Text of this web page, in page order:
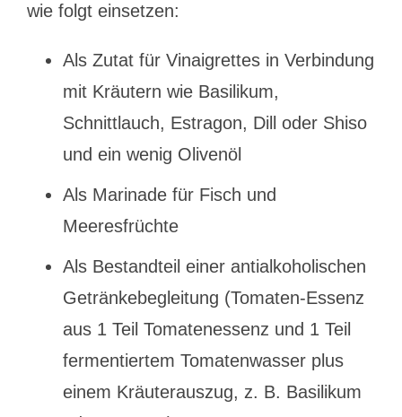
wie folgt einsetzen:
Als Zutat für Vinaigrettes in Verbindung
mit Kräutern wie Basilikum,
Schnittlauch, Estragon, Dill oder Shiso
und ein wenig Olivenöl
Als Marinade für Fisch und
Meeresfrüchte
Als Bestandteil einer antialkoholischen
Getränkebegleitung (Tomaten-Essenz
aus 1 Teil Tomatenessenz und 1 Teil
fermentiertem Tomatenwasser plus
einem Kräuterauszug, z. B. Basilikum